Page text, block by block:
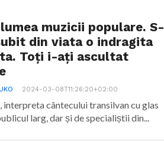
muzicii populare. S-
din viata o indragita
Toți i-ați ascultat
2024-03-08T11:26:20+02:00
interpreta cântecului transilvan cu glas
larg, dar și de specialiștii din...